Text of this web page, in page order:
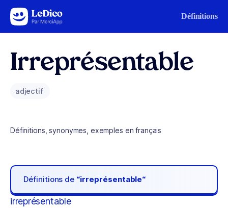
Aller au contenu Définitions
Irreprésentable
adjectif
Définitions, synonymes, exemples en français
Définitions de “irreprésentable“
irreprésentable